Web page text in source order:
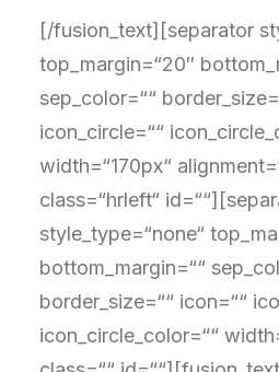
[/fusion_text][separator
top_margin=“20″
sep_color=““
icon_circle=““
width=“170px“
class=“hrleft“
style_type=“none“
bottom_margin=““
border_size=““ icon=““
icon_circle_color=““